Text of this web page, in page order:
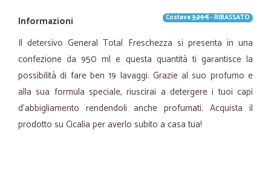
Informazioni Costava3,29 €- RIBASSATO
Il detersivo General Total Freschezza si presenta in una
confezione da 950 ml e questa quantità ti garantisce la
possibilità di fare ben 19 lavaggi. Grazie al suo profumo e
alla sua formula speciale, riuscirai a detergere i tuoi capi
d’abbigliamento rendendoli anche profumati. Acquista il
prodotto su Cicalia per averlo subito a casa tua!